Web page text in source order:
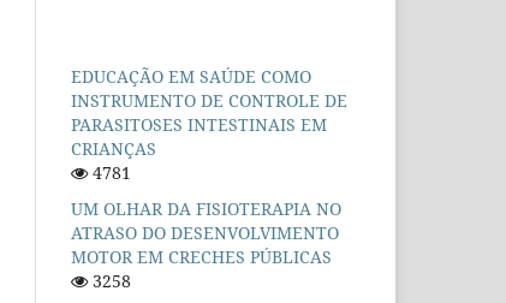
EDUCAÇÃO EM SAÚDE COMO
INSTRUMENTO DE CONTROLE DE
PARASITOSES INTESTINAIS EM
CRIANÇAS
4781
UM OLHAR DA FISIOTERAPIA NO
ATRASO DO DESENVOLVIMENTO
MOTOR EM CRECHES PÚBLICAS
3258